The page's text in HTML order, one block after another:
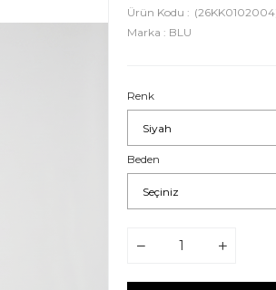
Marka : BLU
Renk
Beden